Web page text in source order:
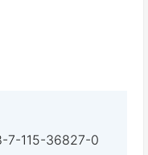
7-115-36827-0